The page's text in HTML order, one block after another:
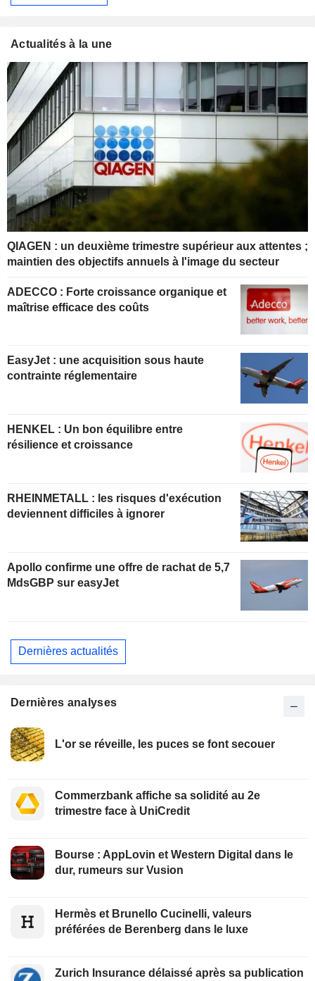
Actualités à la une
QIAGEN : un deuxième trimestre supérieur aux attentes ;
maintien des objectifs annuels à l'image du secteur
ADECCO : Forte croissance organique et
maîtrise efficace des coûts
EasyJet : une acquisition sous haute
contrainte réglementaire
HENKEL : Un bon équilibre entre
résilience et croissance
RHEINMETALL : les risques d'exécution
deviennent difficiles à ignorer
Apollo confirme une offre de rachat de 5,7
MdsGBP sur easyJet
Dernières actualités
Dernières analyses
L'or se réveille, les puces se font secouer
Commerzbank affiche sa solidité au 2e
trimestre face à UniCredit
Bourse : AppLovin et Western Digital dans le
dur, rumeurs sur Vusion
Hermès et Brunello Cucinelli, valeurs
préférées de Berenberg dans le luxe
Zurich Insurance délaissé après sa publication